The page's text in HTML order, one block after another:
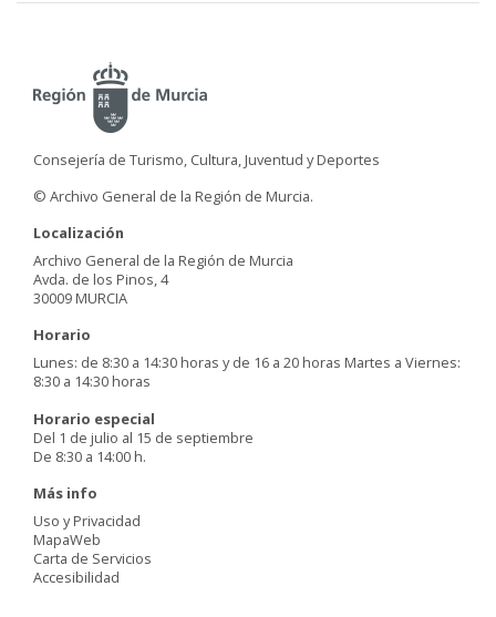
Consejería de Turismo, Cultura, Juventud y Deportes
© Archivo General de la Región de Murcia.
Localización
Archivo General de la Región de Murcia
Avda. de los Pinos, 4
30009 MURCIA
Horario
Lunes: de 8:30 a 14:30 horas y de 16 a 20 horas Martes a Viernes:
8:30 a 14:30 horas
Horario especial
Del 1 de julio al 15 de septiembre
De 8:30 a 14:00 h.
Más info
Uso y Privacidad
MapaWeb
Carta de Servicios
Accesibilidad